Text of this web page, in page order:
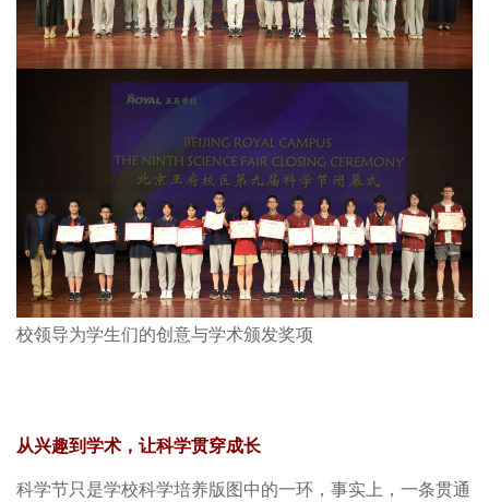
校领导为学生们的创意与学术颁发奖项
从兴趣到学术，让科学贯穿成长
科学节只是学校科学培养版图中的一环，事实上，一条贯通